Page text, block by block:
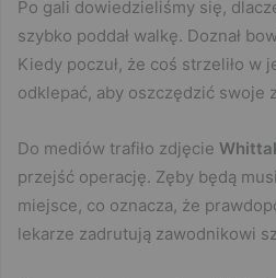
Po gali dowiedzieliśmy się,
szybko poddał walkę. Doznał
Kiedy poczuł, że coś strzeliło w
odklepać, aby oszczędzić swoje
Do mediów trafiło zdjęcie
przejść operację. Zęby będą
miejsce, co oznacza, że
lekarze zadrutują zawodnikowi